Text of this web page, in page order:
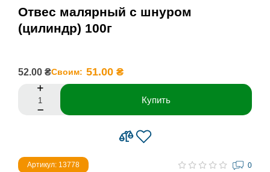
Отвес малярный с шнуром
(цилиндр) 100г
52.00 ₴Своим: 51.00 ₴
Купить
Артикул: 13778 0